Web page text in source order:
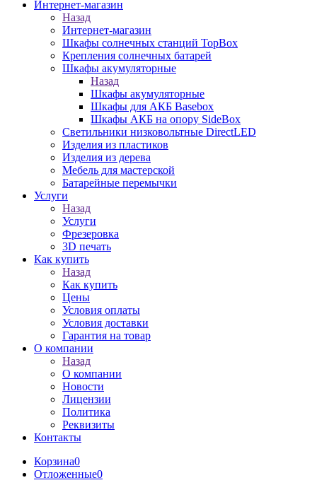
Интернет-магазин
Назад
Интернет-магазин
Шкафы солнечных станций TopBox
Крепления солнечных батарей
Шкафы акумуляторные
Назад
Шкафы акумуляторные
Шкафы для АКБ Basebox
Шкафы АКБ на опору SideBox
Светильники низковольтные DirectLED
Изделия из пластиков
Изделия из дерева
Мебель для мастерской
Батарейные перемычки
Услуги
Назад
Услуги
Фрезеровка
3D печать
Как купить
Назад
Как купить
Цены
Условия оплаты
Условия доставки
Гарантия на товар
О компании
Назад
О компании
Новости
Лицензии
Политика
Реквизиты
Контакты
Корзина0
Отложенные0